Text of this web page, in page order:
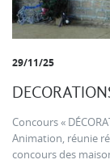
29/11/25
Concours «
Animation, réunie
concours des